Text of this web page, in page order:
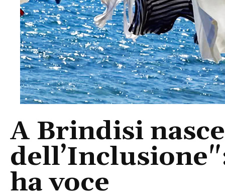
A Brindisi
ha voce